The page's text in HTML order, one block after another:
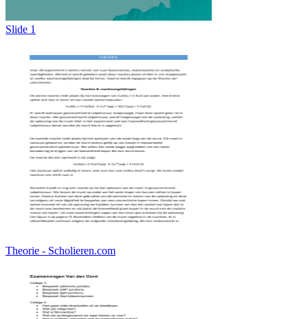
Slide 1
Theorie - Scholieren.com